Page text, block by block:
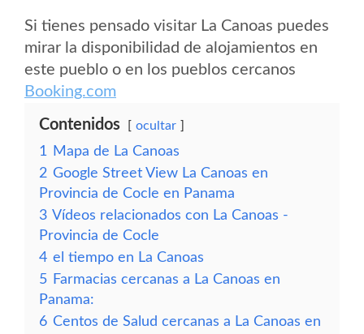
Si tienes pensado visitar La Canoas puedes
mirar la disponibilidad de alojamientos en
este pueblo o en los pueblos cercanos
Booking.com
Contenidos ocultar
1
Mapa de La Canoas
2 Google Street View La Canoas en
Provincia de Cocle en Panama
3 Vídeos relacionados con La Canoas -
Provincia de Cocle
4 el tiempo en La Canoas
5 Farmacias cercanas a La Canoas en
Panama:
6 Centos de Salud cercanas a La Canoas en